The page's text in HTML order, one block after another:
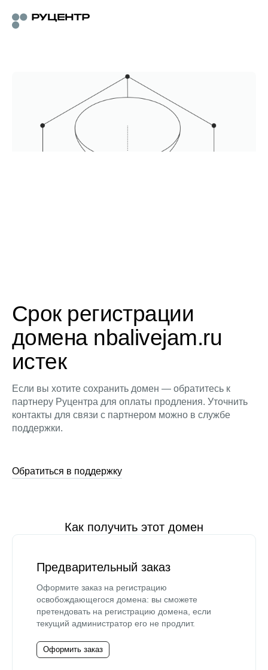
Срок регистрации
домена nbalivejam.ru
истек
Если вы хотите сохранить домен — обратитесь к
партнеру Руцентра для оплаты продления. Уточнить
контакты для связи с партнером можно в службе
поддержки.
Обратиться в поддержку
Как получить этот домен
Предварительный заказ
Оформите заказ на регистрацию
освобождающегося домена: вы сможете
претендовать на регистрацию домена, если
текущий администратор его не продлит.
Оформить заказ